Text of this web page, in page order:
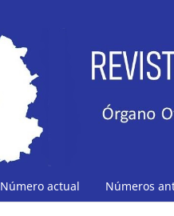
Número actual Números